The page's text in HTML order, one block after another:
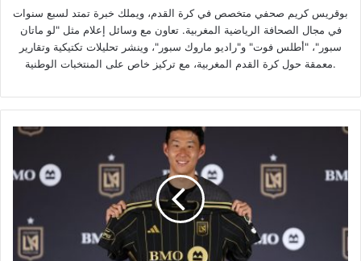
بوقريس كريم صحفي متخصص في كرة القدم، ويملك خبرة تمتد لسبع سنوات
في مجال الصحافة الرياضية المغربية. تعاون مع وسائل إعلام مثل "لو ماتان
سبور"، "أطلس فوت" و"راديو ماروك سبور"، وينشر تحليلات تكتيكية وتقارير
معمقة حول كرة القدم المغربية، مع تركيز خاص على المنتخبات الوطنية.
Son
min
s'installe
Los
Angeles
après